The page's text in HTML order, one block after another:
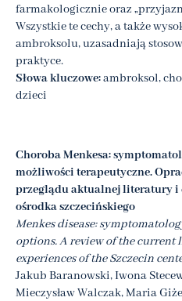
farmakologicznie oraz
Wszystkie te cechy, a także
ambroksolu, uzasadniają
praktyce.
Słowa kluczowe:ambroksol,
dzieci
Choroba Menkesa:
możliwości terapeutyczne.
przeglądu aktualnej literatury i
ośrodka szczecińskiego
Menkes disease:
options. A review of the current
experiences of the Szczecin
Jakub Baranowski, Iwona
Mieczysław Walczak, Maria